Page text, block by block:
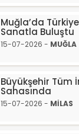
Muğla’da
Sanatla Buluştu
15-07-2026 - MUĞLA
Büyükşehir Tüm
Sahasında
15-07-2026 - MİLAS